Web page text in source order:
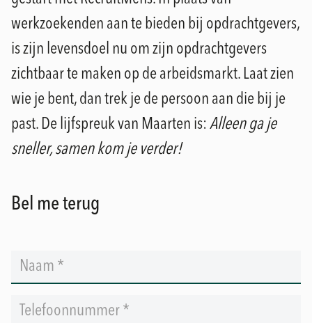
werkzoekenden aan te bieden bij opdrachtgevers,
is zijn levensdoel nu om zijn opdrachtgevers
zichtbaar te maken op de arbeidsmarkt. Laat zien
wie je bent, dan trek je de persoon aan die bij je
past. De lijfspreuk van Maarten is: Alleen ga je
sneller, samen kom je verder!
Bel me terug